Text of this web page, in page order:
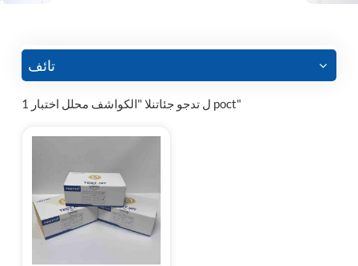
تائف
1 ل تدجو جئاتنلا "الكواشف محلل اختبار poct"